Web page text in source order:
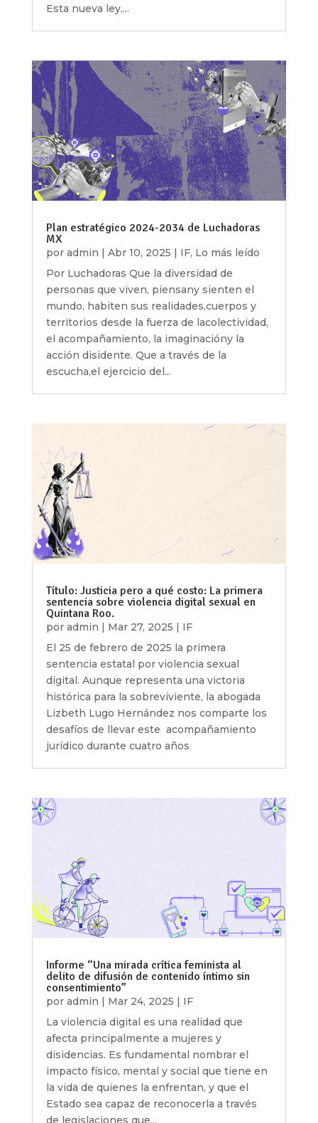
Esta nueva ley,...
Plan estratégico 2024-2034 de Luchadoras
MX
por admin | Abr 10, 2025 | IF, Lo más leído
Por Luchadoras Que la diversidad de
personas que viven, piensany sienten el
mundo, habiten sus realidades,cuerpos y
territorios desde la fuerza de lacolectividad,
el acompañamiento, la imaginacióny la
acción disidente. Que a través de la
escucha,el ejercicio del...
Título: Justicia pero a qué costo: La primera
sentencia sobre violencia digital sexual en
Quintana Roo.
por admin | Mar 27, 2025 | IF
El 25 de febrero de 2025 la primera
sentencia estatal por violencia sexual
digital. Aunque representa una victoria
histórica para la sobreviviente, la abogada
Lizbeth Lugo Hernández nos comparte los
desafíos de llevar este acompañamiento
jurídico durante cuatro años
Informe “Una mirada crítica feminista al
delito de difusión de contenido íntimo sin
consentimiento”
por admin | Mar 24, 2025 | IF
La violencia digital es una realidad que
afecta principalmente a mujeres y
disidencias. Es fundamental nombrar el
impacto físico, mental y social que tiene en
la vida de quienes la enfrentan, y que el
Estado sea capaz de reconocerla a través
de legislaciones que...